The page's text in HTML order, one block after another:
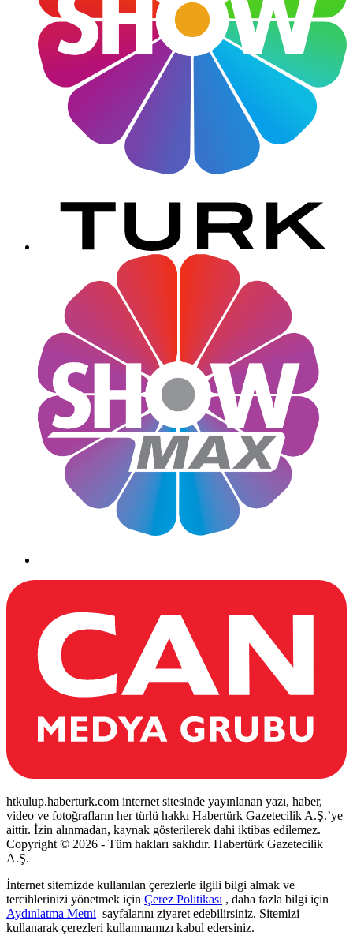
htkulup.haberturk.com internet sitesinde yayınlanan yazı, haber,
video ve fotoğrafların her türlü hakkı Habertürk Gazetecilik A.Ş.’ye
aittir. İzin alınmadan, kaynak gösterilerek dahi iktibas edilemez.
Copyright © 2026 - Tüm hakları saklıdır. Habertürk Gazetecilik
A.Ş.
İnternet sitemizde kullanılan çerezlerle ilgili bilgi almak ve
tercihlerinizi yönetmek için Çerez Politikası , daha fazla bilgi için
Aydınlatma Metni sayfalarını ziyaret edebilirsiniz. Sitemizi
kullanarak çerezleri kullanmamızı kabul edersiniz.